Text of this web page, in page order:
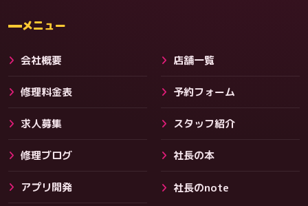
料金
メニュー
会社概要 店舗一覧
修理料金表 予約フォーム
求人募集 スタッフ紹介
修理ブログ 社長の本
アプリ開発 社長のnote